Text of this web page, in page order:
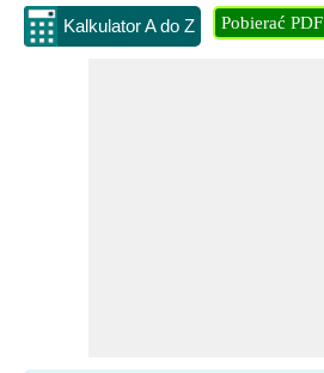
Kalkulator A do Z Pobierać PDF